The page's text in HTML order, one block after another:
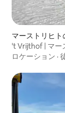
マーストリヒト
't Vrijthof | マー
ロケーション ·